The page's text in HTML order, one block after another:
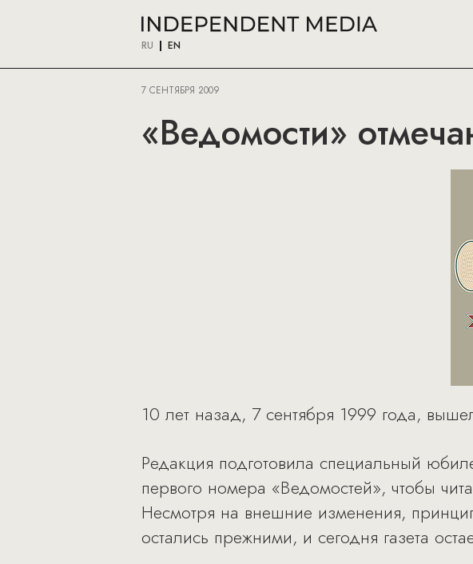
RU EN
7 СЕНТЯБРЯ 2009
«Ведомости»
10 лет назад, 7 сентября 1999 года,
Редакция подготовила специальный
первого номера «Ведомостей», чтобы
Несмотря на внешние изменения,
остались прежними, и сегодня газета